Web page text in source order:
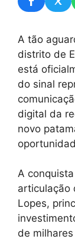
A tão
distrito de
está
do sinal
digital da
novo
A
articulação
Lopes,
de